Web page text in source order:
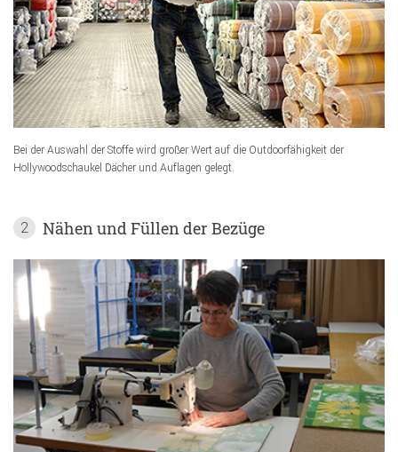
Bei der Auswahl der Stoffe wird großer Wert auf die Outdoorfähigkeit der
Hollywoodschaukel Dächer und Auflagen gelegt.
2 Nähen und Füllen der Bezüge